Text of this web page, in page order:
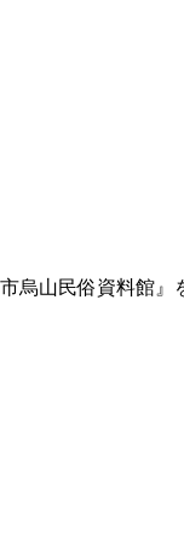
烏山民俗資料館』